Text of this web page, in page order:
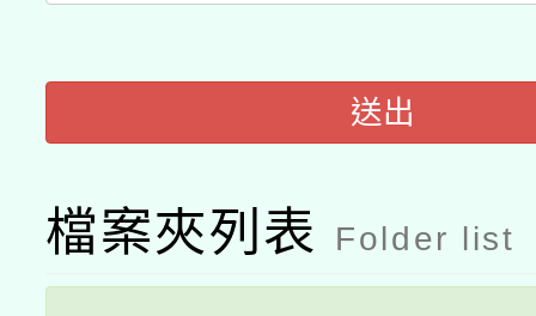
業技術研究院辦理「
動」
115年8月22日(星期六
開 智慧啟航」
送出
檔案夾列表 Folder list